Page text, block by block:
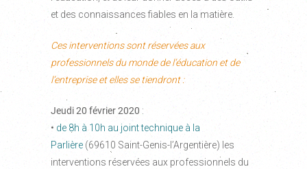
et des connaissances fiables en la matière.
Ces interventions sont réservées aux
professionnels du monde de l’éducation et de
l’entreprise et elles se tiendront :
Jeudi 20 février 2020 :
• de 8h à 10h au joint technique à la
Parlière (69610 Saint-Genis-l’Argentière) les
interventions réservées aux professionnels du